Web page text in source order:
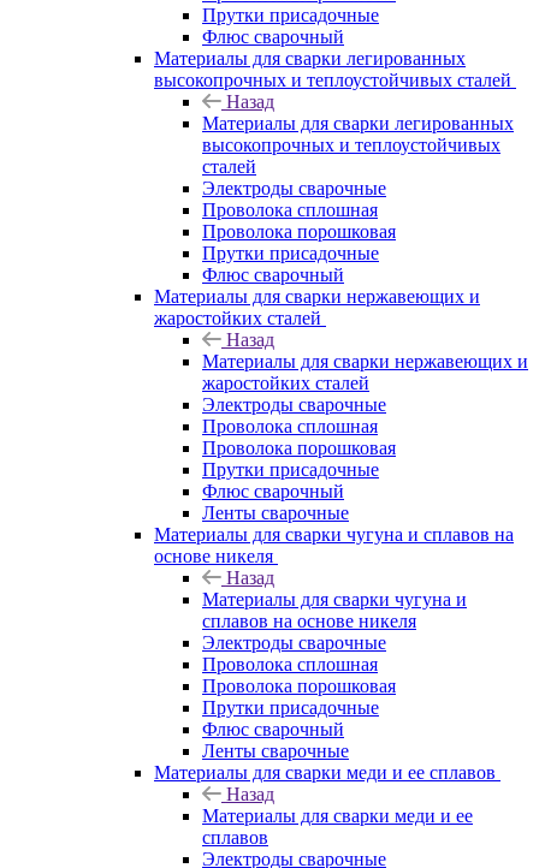
Прутки присадочные
Флюс сварочный
Материалы для сварки легированных
высокопрочных и теплоустойчивых сталей
Назад
Материалы для сварки легированных
высокопрочных и теплоустойчивых
сталей
Электроды сварочные
Проволока сплошная
Проволока порошковая
Прутки присадочные
Флюс сварочный
Материалы для сварки нержавеющих и
жаростойких сталей
Назад
Материалы для сварки нержавеющих и
жаростойких сталей
Электроды сварочные
Проволока сплошная
Проволока порошковая
Прутки присадочные
Флюс сварочный
Ленты сварочные
Материалы для сварки чугуна и сплавов на
основе никеля
Назад
Материалы для сварки чугуна и
сплавов на основе никеля
Электроды сварочные
Проволока сплошная
Проволока порошковая
Прутки присадочные
Флюс сварочный
Ленты сварочные
Материалы для сварки меди и ее сплавов
Назад
Материалы для сварки меди и ее
сплавов
Электроды сварочные